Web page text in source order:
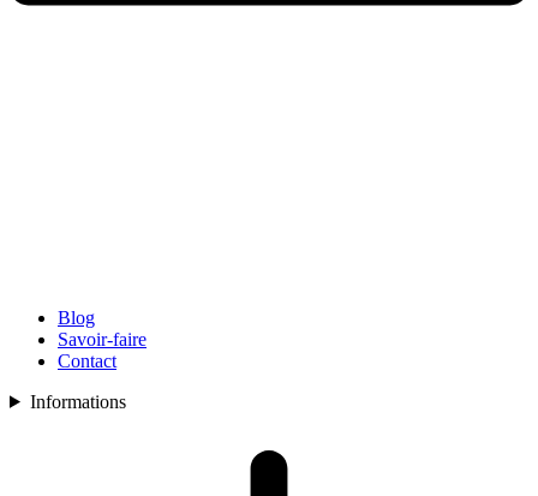
Blog
Savoir-faire
Contact
Informations